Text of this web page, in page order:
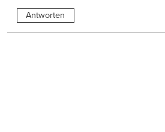
Antworten